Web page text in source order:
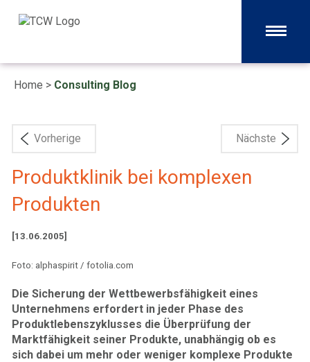
Home > Consulting Blog
Vorherige Nächste
Produktklinik bei komplexen
Produkten
[13.06.2005]
Foto: alphaspirit / fotolia.com
Die Sicherung der Wettbewerbsfähigkeit eines
Unternehmens erfordert in jeder Phase des
Produktlebenszyklusses die Überprüfung der
Marktfähigkeit seiner Produkte, unabhängig ob es
sich dabei um mehr oder weniger komplexe Produkte